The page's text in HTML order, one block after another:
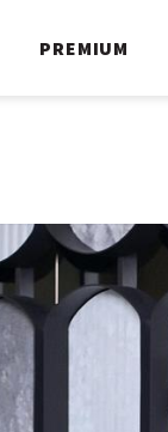
PREMIUM